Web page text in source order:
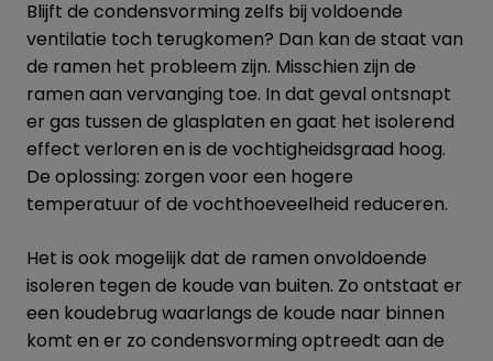
Blijft de condensvorming zelfs bij voldoende
ventilatie toch terugkomen? Dan kan de staat van
de ramen het probleem zijn. Misschien zijn de
ramen aan vervanging toe. In dat geval ontsnapt
er gas tussen de glasplaten en gaat het isolerend
effect verloren en is de vochtigheidsgraad hoog.
De oplossing: zorgen voor een hogere
temperatuur of de vochthoeveelheid reduceren.
Het is ook mogelijk dat de ramen onvoldoende
isoleren tegen de koude van buiten. Zo ontstaat er
een koudebrug waarlangs de koude naar binnen
komt en er zo condensvorming optreedt aan de